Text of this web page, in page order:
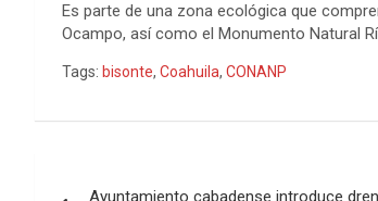
Es parte de una zona ecológica que
Ocampo, así como el Monumento Natural
Tags: bisonte, Coahuila, CONANP
Ayuntamiento cabadense introduce